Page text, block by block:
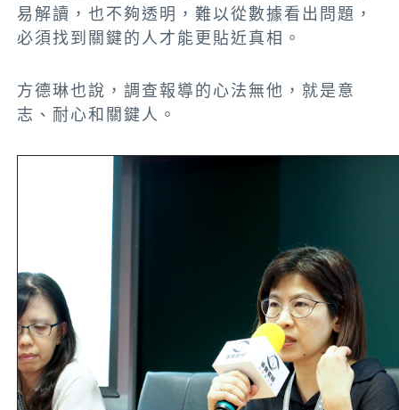
易解讀，也不夠透明，難以從數據看出問題，
必須找到關鍵的人才能更貼近真相。
方德琳也說，調查報導的心法無他，就是意
志、耐心和關鍵人。